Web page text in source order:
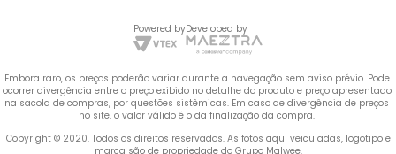
Powered byDeveloped by
Embora raro, os preços poderão variar durante a navegação sem aviso prévio. Pode
ocorrer divergência entre o preço exibido no detalhe do produto e preço apresentado
na sacola de compras, por questões sistêmicas. Em caso de divergência de preços
no site, o valor válido é o da finalização da compra.
marca são de propriedade do Grupo Malwee.